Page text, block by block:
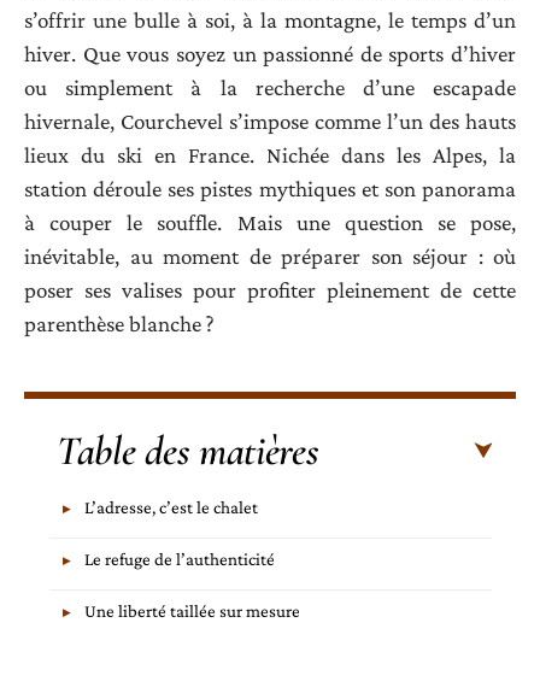
s’offrir une bulle à soi, à la montagne, le temps d’un
hiver. Que vous soyez un passionné de sports d’hiver
ou simplement à la recherche d’une escapade
hivernale, Courchevel s’impose comme l’un des hauts
lieux du ski en France. Nichée dans les Alpes, la
station déroule ses pistes mythiques et son panorama
à couper le souffle. Mais une question se pose,
inévitable, au moment de préparer son séjour : où
poser ses valises pour profiter pleinement de cette
parenthèse blanche ?
Table des matières
L’adresse, c’est le chalet
Le refuge de l’authenticité
Une liberté taillée sur mesure